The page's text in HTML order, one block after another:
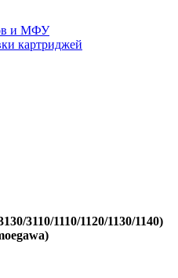
и МФУ
картриджей
3110/1110/1120/1130/1140)